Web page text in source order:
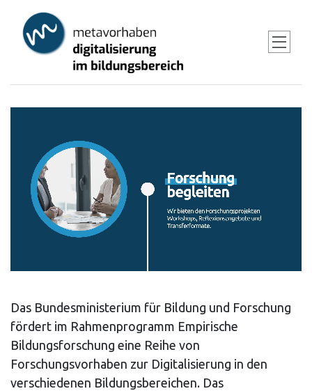
main
Das Bundesministerium für Bildung und Forschung
fördert im Rahmenprogramm Empirische
Bildungsforschung eine Reihe von
Forschungsvorhaben zur Digitalisierung in den
verschiedenen Bildungsbereichen. Das